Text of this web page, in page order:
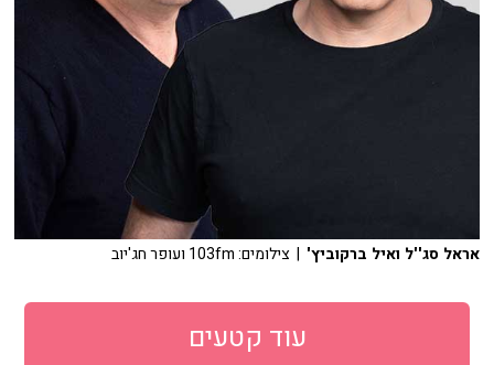
אראל סג''ל ואיל ברקוביץ' | צילומים: 103fm ועופר חג'יוב
עוד קטעים